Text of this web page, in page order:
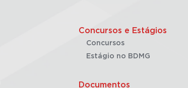
Concursos e Estágios
Concursos
Estágio no BDMG
Documentos